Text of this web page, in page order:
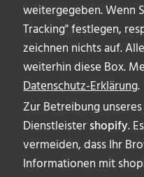
weitergegeben. Wenn
Tracking" festlegen,
zeichnen nichts auf.
weiterhin diese Box.
Datenschutz-Erklärung.
Zur Betreibung
Dienstleistershopify.
vermeiden, dass Ihr
Informationen mit
ÜBER UNS